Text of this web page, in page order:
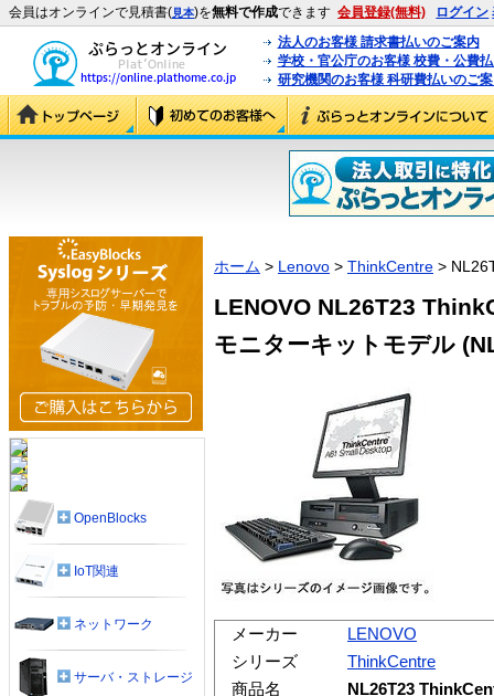
会員はオンラインで見積書(見本)を無料で作成できます 会員登録(無料) ログイン
法人のお客様 請求書払いのご案内
学校・官公庁のお客様 校費・公費
研究機関のお客様 科研費払いのご
ホーム > Lenovo > ThinkCentre >
LENOVO NL26T23
モニターキットモデル
メーカー
LENOVO
シリーズ
ThinkCentre
商品名
NL26T23
OpenBlocks
IoT関連
ネットワーク
サーバ・ストレージ